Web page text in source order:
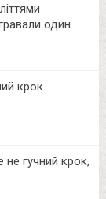
один
крок
не гучний крок,